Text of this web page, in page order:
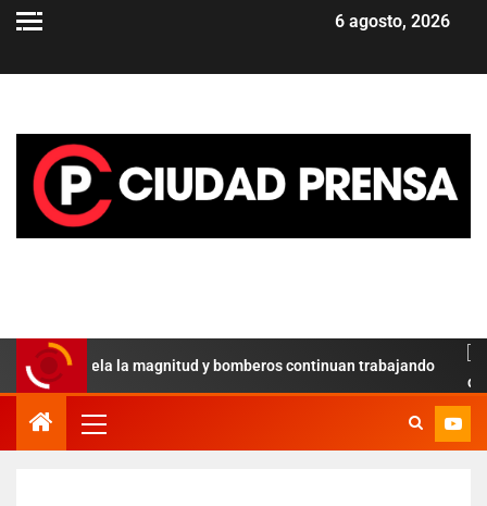
6 agosto, 2026
revela la magnitud y bomberos continuan trabajando